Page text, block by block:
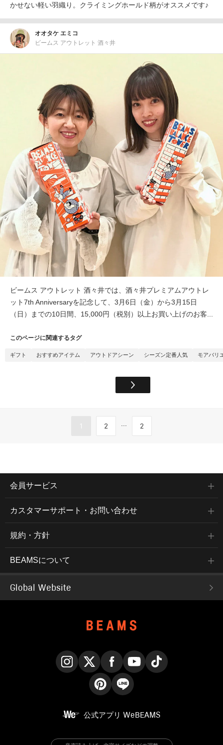
かせない軽い羽織り。クライミングホールド柄がオススメです♪
オオタケ エミコ
ビームス アウトレット 酒々井
ビームス アウトレット 酒々井では、酒々井プレミアムアウトレ
ット7th Anniversaryを記念して、3月6日（金）から3月15日
（日）までの10日間、15,000円（税別）以上お買い上げのお客...
このページに関連するタグ
ギフト おすすめアイテム アウトドアシーン シーズン定番人気 モアバリ
1 2 ... 2
会員サービス
カスタマーサポート・お問い合わせ
規約・方針
BEAMSについて
Global Website
公式アプリ WeBEAMS